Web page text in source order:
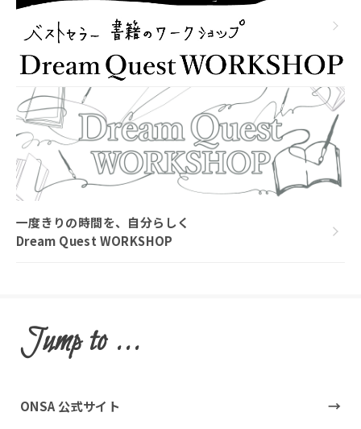
一度きりの時間を、自分らしく
Dream Quest WORKSHOP
Jump to ...
ONSA 公式サイト